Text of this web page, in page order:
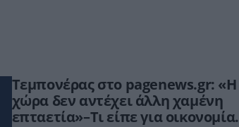
Τεμπονέρας στο pagenews.gr: «Η
χώρα δεν αντέχει άλλη χαμένη
επταετία»–Τι είπε για οικονομία,